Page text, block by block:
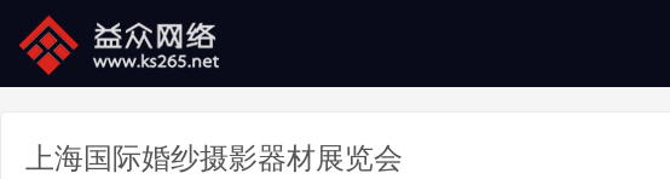
上海国际婚纱摄影器材展览会